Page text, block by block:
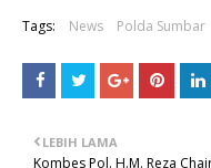
Tags: News Polda Sumbar
LEBIH LAMA
Kombes Pol. H.M. Reza